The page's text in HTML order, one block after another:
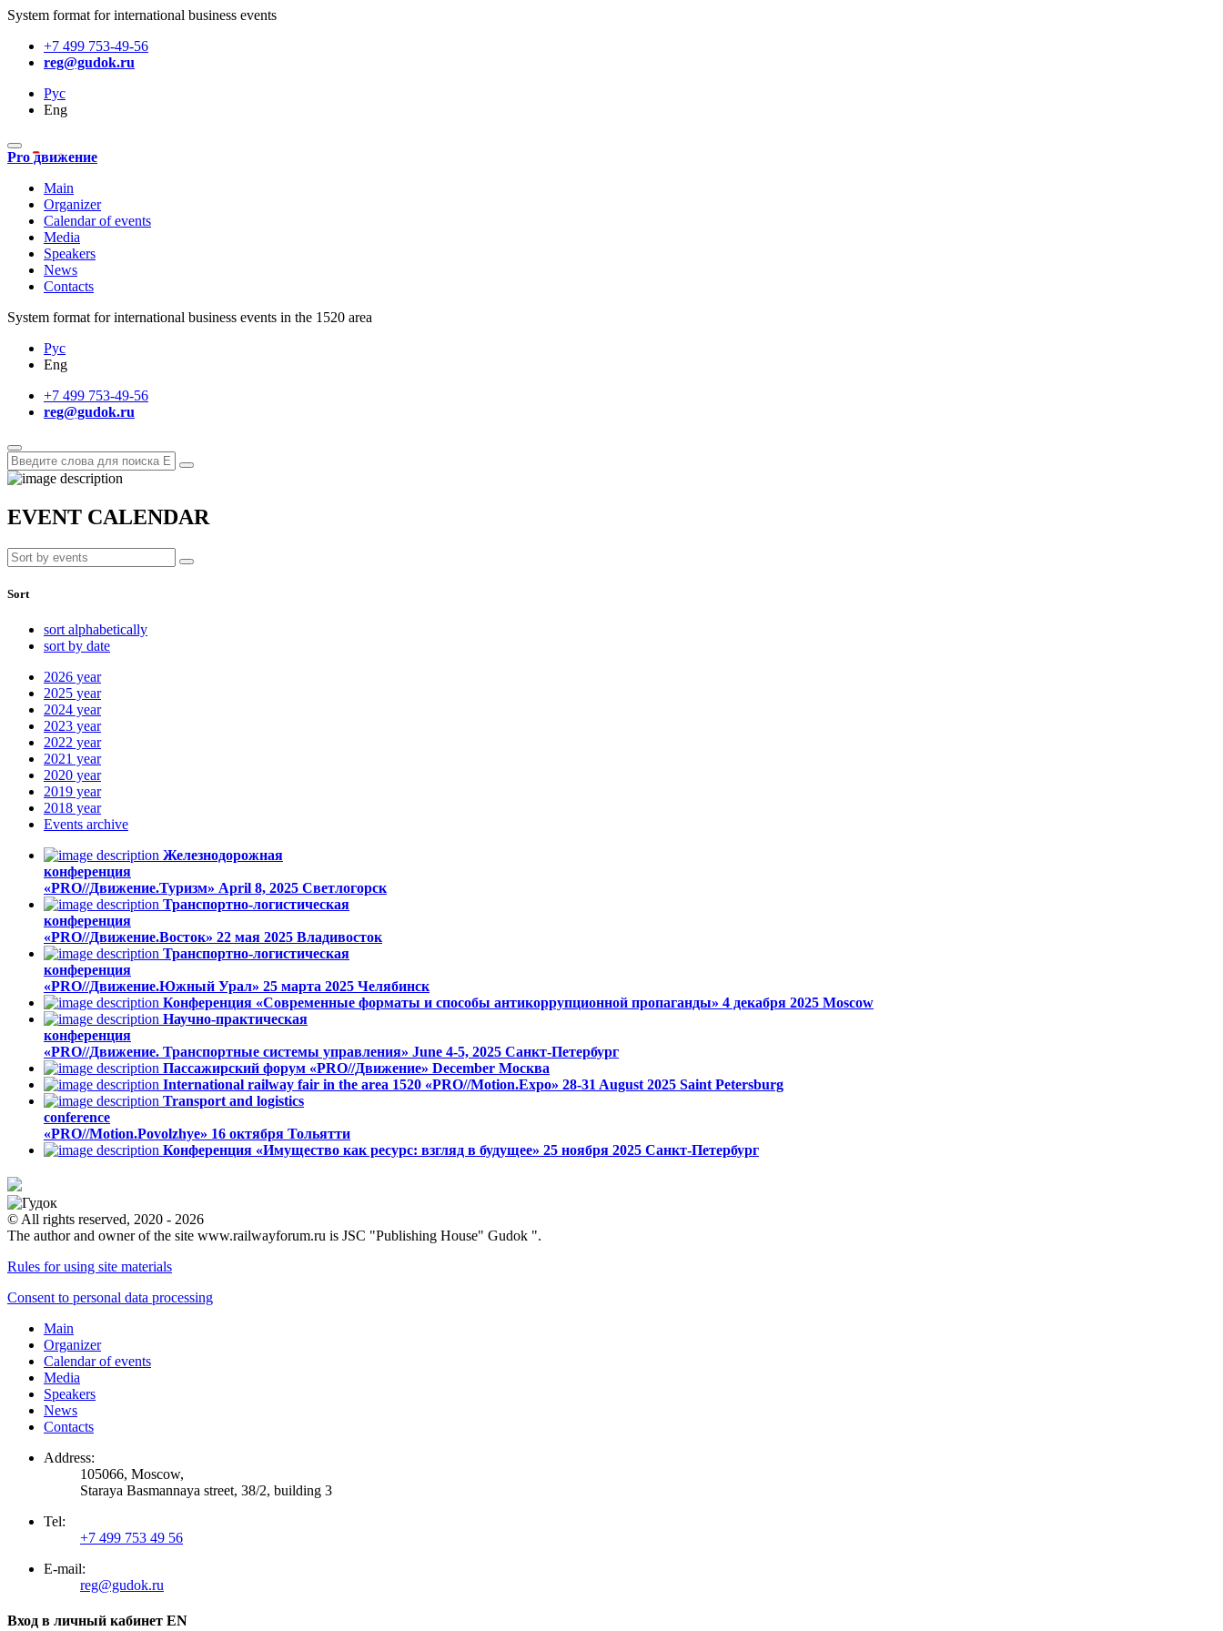
System format for international business events
+7 499 753-49-56
reg@gudok.ru
Рус
Eng
Pro движение
Main
Organizer
Calendar of events
Media
Speakers
News
Contacts
System format for international business events in the 1520 area
Рус
Eng
+7 499 753-49-56
reg@gudok.ru
EVENT CALENDAR
Sort
sort alphabetically
sort by date
2026 year
2025 year
2024 year
2023 year
2022 year
2021 year
2020 year
2019 year
2018 year
Events archive
Железнодорожная
конференция
«PRO//Движение.Туризм» April 8, 2025 Светлогорск
Транспортно-логистическая
конференция
«PRO//Движение.Восток» 22 мая 2025 Владивосток
Транспортно-логистическая
конференция
«PRO//Движение.Южный Урал» 25 марта 2025 Челябинск
Конференция «Современные форматы и способы антикоррупционной пропаганды» 4 декабря 2025 Moscow
Научно-практическая
конференция
«PRO//Движение. Транспортные системы управления» June 4-5, 2025 Санкт-Петербург
Пассажирский форум «PRO//Движение» December Москва
International railway fair in the area 1520 «PRO//Motion.Expo» 28-31 August 2025 Saint Petersburg
Transport and logistics
conference
«PRO//Motion.Povolzhye» 16 октября Тольятти
Конференция «Имущество как ресурс: взгляд в будущее» 25 ноября 2025 Санкт-Петербург
© All rights reserved, 2020 - 2026
The author and owner of the site www.railwayforum.ru is JSC "Publishing House" Gudok ".
Rules for using site materials
Consent to personal data processing
Main
Organizer
Calendar of events
Media
Speakers
News
Contacts
Address:
105066, Moscow,
Staraya Basmannaya street, 38/2, building 3
Tel:
+7 499 753 49 56
E-mail:
reg@gudok.ru
Вход в личный кабинет EN